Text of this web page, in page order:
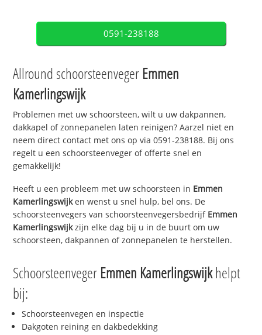
0591-238188
Allround schoorsteenveger Emmen
Kamerlingswijk
Problemen met uw schoorsteen, wilt u uw dakpannen,
dakkapel of zonnepanelen laten reinigen? Aarzel niet en
neem direct contact met ons op via 0591-238188. Bij ons
regelt u een schoorsteenveger of offerte snel en
gemakkelijk!
Heeft u een probleem met uw schoorsteen in Emmen
Kamerlingswijken wenst u snel hulp, bel ons. De
schoorsteenvegers van schoorsteenvegersbedrijf Emmen
Kamerlingswijkzijn elke dag bij u in de buurt om uw
schoorsteen, dakpannen of zonnepanelen te herstellen.
Schoorsteenveger Emmen Kamerlingswijkhelpt
bij:
Schoorsteenvegen en inspectie
Dakgoten reining en dakbedekking